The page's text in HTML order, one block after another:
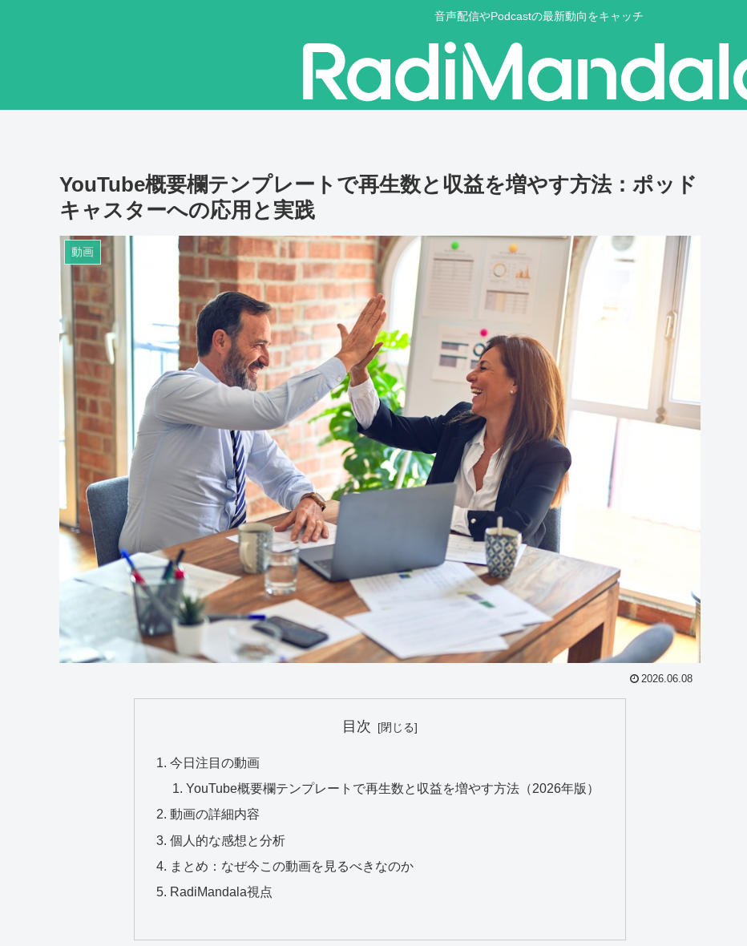
音声配信やPodcastの最新動向をキャッチ
YouTube概要欄テンプレートで再生数と収益を増やす方法：ポッド
キャスターへの応用と実践
動画
2026.06.08
目次
今日注目の動画
YouTube概要欄テンプレートで再生数と収益を増やす方法（2026年版）
動画の詳細内容
個人的な感想と分析
まとめ：なぜ今この動画を見るべきなのか
RadiMandala視点